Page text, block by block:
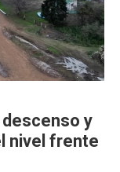
y
nivel frente